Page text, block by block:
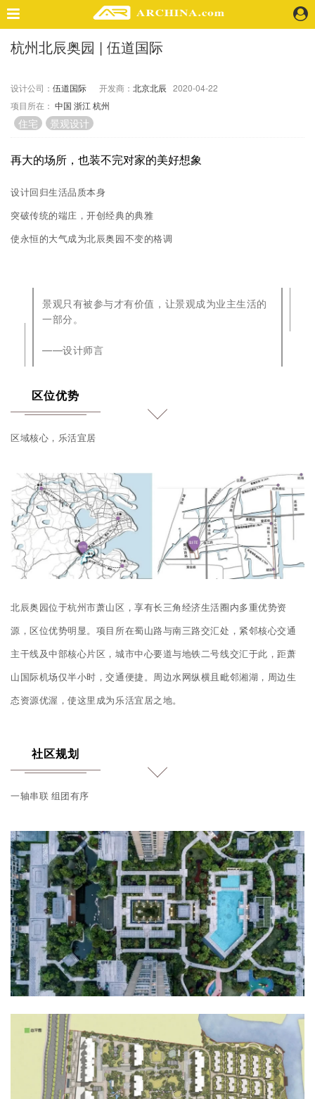
精选案例
景 观
室 内
视 频
业 界
机 构
人 物
企业招聘
广告投放
关于我们
杭州北辰奥园 | 伍道国际
设计公司： 伍道国际 开发商： 北京北辰 2020-04-22
项目所在： 中国 浙江 杭州
住宅 景观设计
再大的场所，也装不完对家的美好想象
设计回归生活品质本身
突破传统的端庄，开创经典的典雅
使永恒的大气成为北辰奥园不变的格调
景观只有被参与才有价值， 让景观成为业主生活的
一部分。
——设计师言
区位优势
区域核心，乐活宜居
北辰奥园位于杭州市萧山区，享有长三角经济生活圈内多重优势资
源，区位优势明显。项目所在蜀山路与南三路交汇处，紧邻核心交通
主干线及中部核心片区，城市中心要道与地铁二号线交汇于此，距萧
山国际机场仅半小时，交通便捷。周边水网纵横且毗邻湘湖，周边生
态资源优渥，使这里成为乐活宜居之地。
社区规划
一轴串联 组团有序